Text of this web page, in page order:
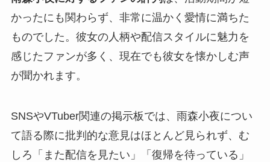
かったにも関わらず、非常に温かく愛情に満ちた
ものでした。彼女の人柄や配信スタイルに魅力を
感じたファンが多く、現在でも彼女を懐かしむ声
が聞かれます。
SNSやVTuber関連の掲示板では、雨森小夜につい
て語る際に批判的な意見はほとんど見られず、む
しろ「また配信を見たい」「復帰を待っている」